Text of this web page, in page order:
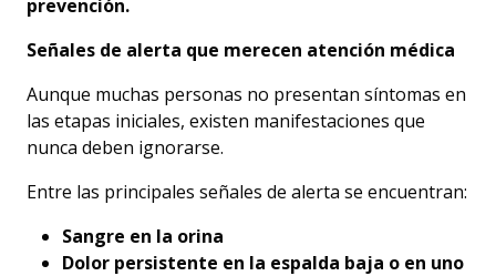
prevención.
Señales de alerta que merecen atención médica
Aunque muchas personas no presentan síntomas en
las etapas iniciales, existen manifestaciones que
nunca deben ignorarse.
Entre las principales señales de alerta se encuentran:
Sangre en la orina
Dolor persistente en la espalda baja o en uno